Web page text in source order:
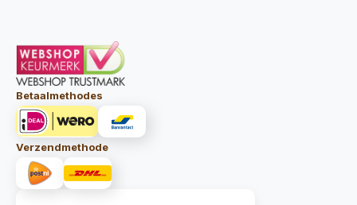
Betaalmethodes
Verzendmethode